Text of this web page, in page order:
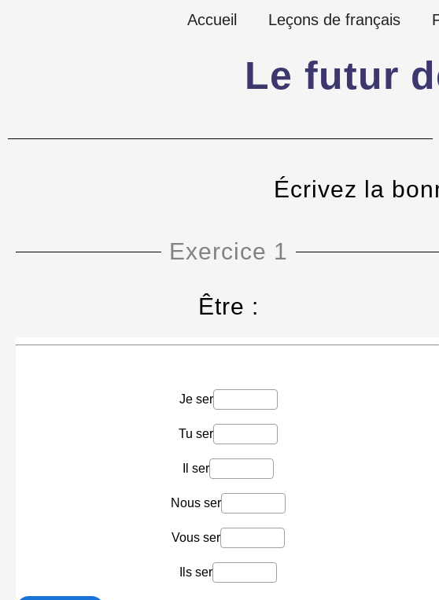
Accueil Leçons de français
Le futur
Écrivez la
Exercice 1
Être :